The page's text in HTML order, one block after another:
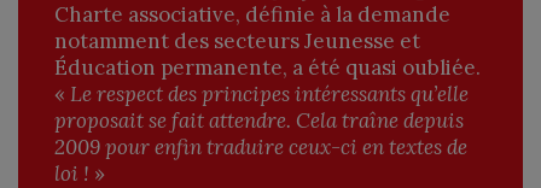
Charte associative, définie à la demande
notamment des secteurs Jeunesse et
Éducation permanente, a été quasi oubliée.
« Le respect des principes intéressants qu’elle
proposait se fait attendre. Cela traîne depuis
2009 pour enfin traduire ceux-ci en textes de
loi ! »